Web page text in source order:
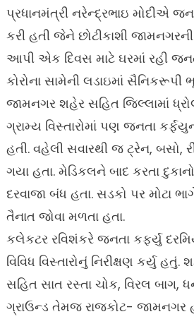
પ્રધાનમંત્રી નરેન્દ્રભાઇ મોદીએ
કરી હતી જેને છોટીકાશી
આપી એક દિવસ માટે ઘરમાં રહી
કોરોના સામેની લડાઇમાં સૈનિકરૂપી
જામનગર શહેર સહિત જિલ્લામાં
ગ્રામ્ય વિસ્તારોમાં પણ જનતા
હતી. વહેલી સવારથી જ ટ્રેન, બસો,
ગયા હતા. મેડિકલને બાદ કરતા
દરવાજા બંધ હતા. સડકો પર મોટા
તૈનાત જોવા મળતા હતા.
કલેકટર રવિશંકરે જનતા કર્ફ્યુ
વિવિધ વિસ્તારોનું નિરીક્ષણ કર્યુ
સહિત સાત રસ્તા ચોક, વિરલ બાગ,
ગ્રાઉન્ડ તેમજ રાજકોટ- જામનગર